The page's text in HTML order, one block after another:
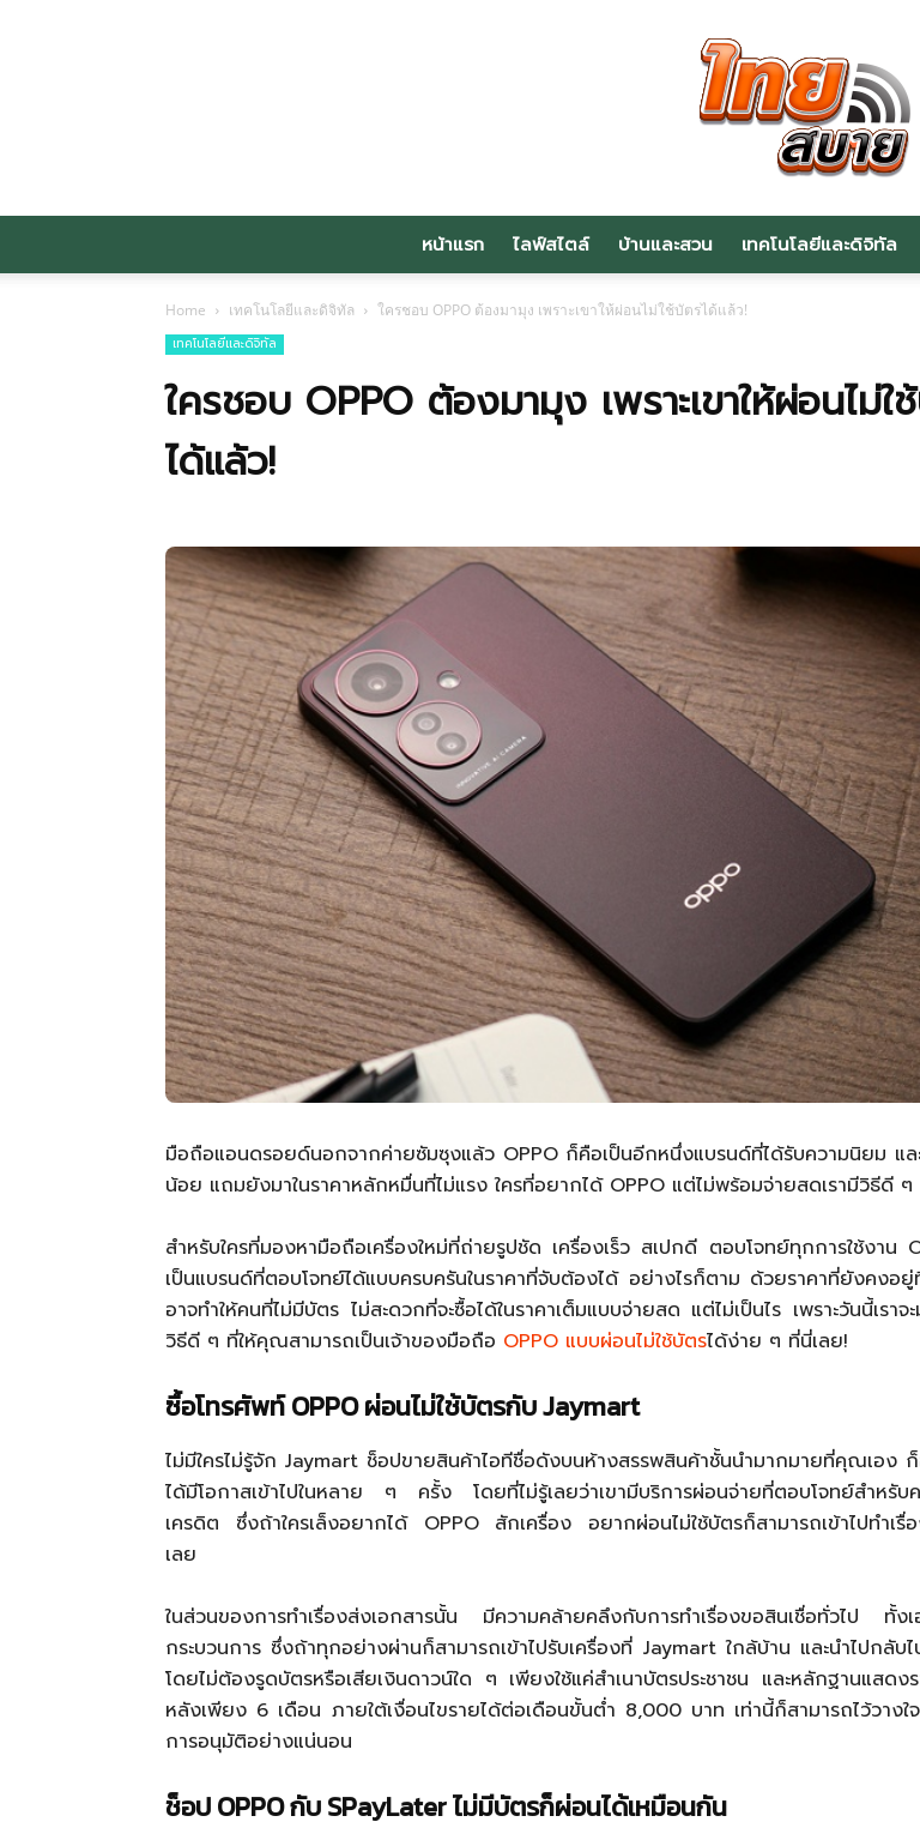
รู้
วา
ตี้
หน้าแรก ไลฟ์สไตล์ บ้านและสวน เทคโนโลยีและดิจิทัล
Home เทคโนโลยีและดิจิทัล ใครชอบ OPPO ต้องมามุง เพราะเขาให้ผ่อนไม่ใช้บัตรได้แล้ว!
เทคโนโลยีและดิจิทัล
ใครชอบ OPPO ต้องมามุง เพราะเขาให้ผ่อนไม่ใ
ได้แล้ว!
มือถือแอนดรอยด์นอกจากค่ายซัมซุงแล้ว OPPO ก็คือเป็นอีกหนึ่งแบรนด์ที่ได้รับความนิยม แล
น้อย แถมยังมาในราคาหลักหมื่นที่ไม่แรง ใครที่อยากได้ OPPO แต่ไม่พร้อมจ่ายสดเรามีวิธีดี ๆ
สำหรับใครที่มองหามือถือเครื่องใหม่ที่ถ่ายรูปชัด เครื่องเร็ว สเปกดี ตอบโจทย์ทุกการใช้งาน
เป็นแบรนด์ที่ตอบโจทย์ได้แบบครบครันในราคาที่จับต้องได้ อย่างไรก็ตาม ด้วยราคาที่ยังคงอ
อาจทำให้คนที่ไม่มีบัตร ไม่สะดวกที่จะซื้อได้ในราคาเต็มแบบจ่ายสด แต่ไม่เป็นไร เพราะวันนี้เราจ
วิธีดี ๆ ที่ให้คุณสามารถเป็นเจ้าของมือถือ OPPO แบบผ่อนไม่ใช้บัตรได้ง่าย ๆ ที่นี่เลย!
ซื้อโทรศัพท์ OPPO ผ่อนไม่ใช้บัตรกับ Jaymart
ไม่มีใครไม่รู้จัก Jaymart ช็อปขายสินค้าไอทีชื่อดังบนห้างสรรพสินค้าชั้นนำมากมายที่คุณเอง ก็
ได้มีโอกาสเข้าไปในหลาย ๆ ครั้ง โดยที่ไม่รู้เลยว่าเขามีบริการผ่อนจ่ายที่ตอบโจทย์สำหรับ
เครดิต ซึ่งถ้าใครเล็งอยากได้ OPPO สักเครื่อง อยากผ่อนไม่ใช้บัตรก็สามารถเข้าไปทำเรื่
เลย
ในส่วนของการทำเรื่องส่งเอกสารนั้น มีความคล้ายคลึงกับการทำเรื่องขอสินเชื่อทั่วไป ทั้งเ
กระบวนการ ซึ่งถ้าทุกอย่างผ่านก็สามารถเข้าไปรับเครื่องที่ Jaymart ใกล้บ้าน และนำไปกลับไ
โดยไม่ต้องรูดบัตรหรือเสียเงินดาวน์ใด ๆ เพียงใช้แค่สำเนาบัตรประชาชน และหลักฐานแสดง
หลังเพียง 6 เดือน ภายใต้เงื่อนไขรายได้ต่อเดือนขั้นต่ำ 8,000 บาท เท่านี้ก็สามารถไว้วางใจ
การอนุมัติอย่างแน่นอน
ช็อป OPPO กับ SPayLater ไม่มีบัตรก็ผ่อนได้เหมือนกัน